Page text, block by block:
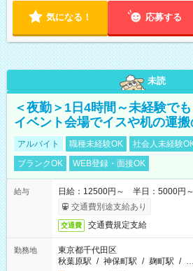
気になる！ 応募する
未読
＜夜勤＞1日4時間～未経験で
イベント会場でイスや机の運
アルバイト 職種未経験OK 社会人未経験
ブランクOK
WEB登録・面接OK
給与
日給：12500円～ 半日：5000円
交通費別途支給あり
交通費 交通費規定支給
勤務地
東京都千代田区
秋葉原駅 / 神保町駅 / 麹町駅 / …